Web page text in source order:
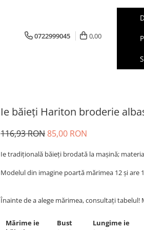
0722999045 0,00
Ie băieți Hariton broderie
116,93 RON85,00 RON
Ie tradiţională băieți brodată la maşină;
Modelul din imagine poartă mărimea 12 și are
Înainte de a alege mărimea, consultați tabelul!
Mărime ie
Bust
Lungime ie